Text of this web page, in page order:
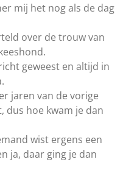
mij het nog als de dag
over de trouw van
geweest en altijd in
jaren van de vorige
dus hoe kwam je dan
wist ergens een
ja, daar ging je dan